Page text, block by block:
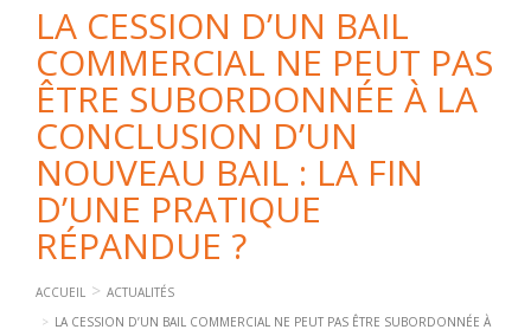
LA CESSION D’UN BAIL
COMMERCIAL NE PEUT PAS
ÊTRE SUBORDONNÉE À LA
CONCLUSION D’UN
NOUVEAU BAIL : LA FIN
D’UNE PRATIQUE
RÉPANDUE ?
ACCUEIL
ACTUALITÉS
LA CESSION D’UN BAIL COMMERCIAL NE PEUT PAS ÊTRE SUBORDONNÉE À